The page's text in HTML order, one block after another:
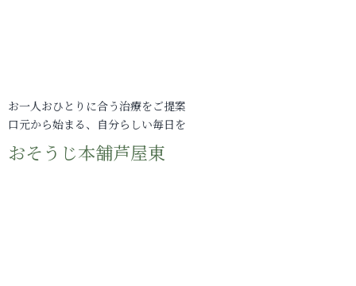
お一人おひとりに合う治療をご提案
口元から始まる、自分らしい毎日を
おそうじ本舗芦屋東